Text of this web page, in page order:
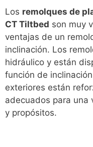
Los remolques de
CT Tiltbed son muy
ventajas de un
inclinación. Los
hidráulico y están
función de
exteriores están
adecuados para una
y propósitos.